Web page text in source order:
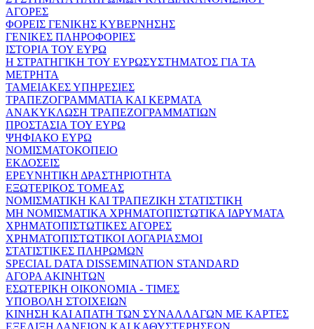
ΑΓΟΡΕΣ
ΦΟΡΕΙΣ ΓΕΝΙΚΗΣ ΚΥΒΕΡΝΗΣΗΣ
ΓΕΝΙΚΕΣ ΠΛΗΡΟΦΟΡΙΕΣ
ΙΣΤΟΡΙΑ ΤΟΥ ΕΥΡΩ
Η ΣΤΡΑΤΗΓΙΚΗ ΤΟΥ ΕΥΡΩΣΥΣΤΗΜΑΤΟΣ ΓΙΑ ΤΑ
ΜΕΤΡΗΤΑ
ΤΑΜΕΙΑΚΕΣ ΥΠΗΡΕΣΙΕΣ
ΤΡΑΠΕΖΟΓΡΑΜΜΑΤΙΑ ΚΑΙ ΚΕΡΜΑΤΑ
ΑΝΑΚΥΚΛΩΣΗ ΤΡΑΠΕΖΟΓΡΑΜΜΑΤΙΩΝ
ΠΡΟΣΤΑΣΙΑ ΤΟΥ ΕΥΡΩ
ΨΗΦΙΑΚΟ ΕΥΡΩ
ΝΟΜΙΣΜΑΤΟΚΟΠΕΙΟ
ΕΚΔΟΣΕΙΣ
ΕΡΕΥΝΗΤΙΚΗ ΔΡΑΣΤΗΡΙΟΤΗΤΑ
ΕΞΩΤΕΡΙΚΟΣ ΤΟΜΕΑΣ
ΝΟΜΙΣΜΑΤΙΚΗ ΚΑΙ ΤΡΑΠΕΖΙΚΗ ΣΤΑΤΙΣΤΙΚΗ
ΜΗ ΝΟΜΙΣΜΑΤΙΚΑ ΧΡΗΜΑΤΟΠΙΣΤΩΤΙΚΑ ΙΔΡΥΜΑΤΑ
ΧΡΗΜΑΤΟΠΙΣΤΩΤΙΚΕΣ ΑΓΟΡΕΣ
ΧΡΗΜΑΤΟΠΙΣΤΩΤΙΚΟΙ ΛΟΓΑΡΙΑΣΜΟΙ
ΣΤΑΤΙΣΤΙΚΕΣ ΠΛΗΡΩΜΩΝ
SPECIAL DATA DISSEMINATION STANDARD
ΑΓΟΡΑ ΑΚΙΝΗΤΩΝ
ΕΣΩΤΕΡΙΚΗ ΟΙΚΟΝΟΜΙΑ - ΤΙΜΕΣ
ΥΠΟΒΟΛΗ ΣΤΟΙΧΕΙΩΝ
ΚΙΝΗΣΗ ΚΑΙ ΑΠΑΤΗ ΤΩΝ ΣΥΝΑΛΛΑΓΩΝ ΜΕ ΚΑΡΤΕΣ
ΕΞΕΛΙΞΗ ΔΑΝΕΙΩΝ ΚΑΙ ΚΑΘΥΣΤΕΡΗΣΕΩΝ